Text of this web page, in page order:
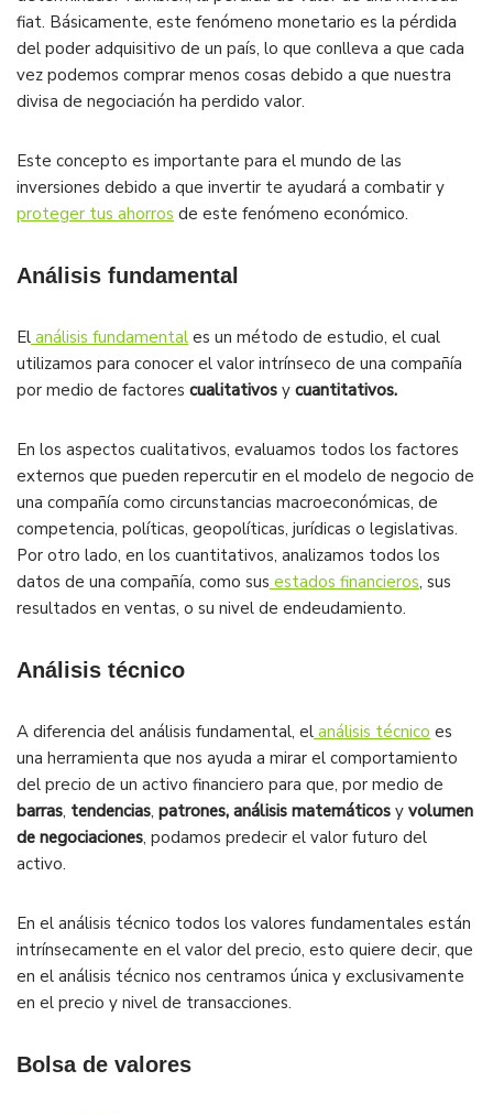
fiat. Básicamente, este fenómeno monetario es la pérdida
del poder adquisitivo de un país, lo que conlleva a que cada
vez podemos comprar menos cosas debido a que nuestra
divisa de negociación ha perdido valor.
Este concepto es importante para el mundo de las
inversiones debido a que invertir te ayudará a combatir y
proteger tus ahorros de este fenómeno económico.
Análisis fundamental
El análisis fundamental es un método de estudio, el cual
utilizamos para conocer el valor intrínseco de una compañía
por medio de factores cualitativos y cuantitativos.
En los aspectos cualitativos, evaluamos todos los factores
externos que pueden repercutir en el modelo de negocio de
una compañía como circunstancias macroeconómicas, de
competencia, políticas, geopolíticas, jurídicas o legislativas.
Por otro lado, en los cuantitativos, analizamos todos los
datos de una compañía, como sus estados financieros, sus
resultados en ventas, o su nivel de endeudamiento.
Análisis técnico
A diferencia del análisis fundamental, el análisis técnico es
una herramienta que nos ayuda a mirar el comportamiento
del precio de un activo financiero para que, por medio de
barras, tendencias, patrones, análisis matemáticos y volumen
de negociaciones, podamos predecir el valor futuro del
activo.
En el análisis técnico todos los valores fundamentales están
intrínsecamente en el valor del precio, esto quiere decir, que
en el análisis técnico nos centramos única y exclusivamente
en el precio y nivel de transacciones.
Bolsa de valores